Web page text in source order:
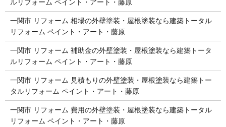
ルリフォーム ペイント・アート・藤原
一関市 リフォーム 相場の外壁塗装・屋根塗装なら建築トータル
リフォーム ペイント・アート・藤原
一関市 リフォーム 補助金の外壁塗装・屋根塗装なら建築トータ
ルリフォーム ペイント・アート・藤原
一関市 リフォーム 見積もりの外壁塗装・屋根塗装なら建築トー
タルリフォーム ペイント・アート・藤原
一関市 リフォーム 費用の外壁塗装・屋根塗装なら建築トータル
リフォーム ペイント・アート・藤原